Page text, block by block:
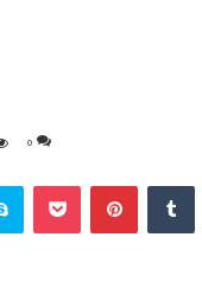
0
تامبلر پینتریستپاکت